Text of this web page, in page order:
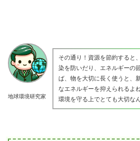
地球環境研究家
その通り！資源を節約すると
染を防いだり、エネルギーの
ば、物を大切に長く使うと、
なエネルギーを抑えられるよ
環境を守る上でとても大切なん